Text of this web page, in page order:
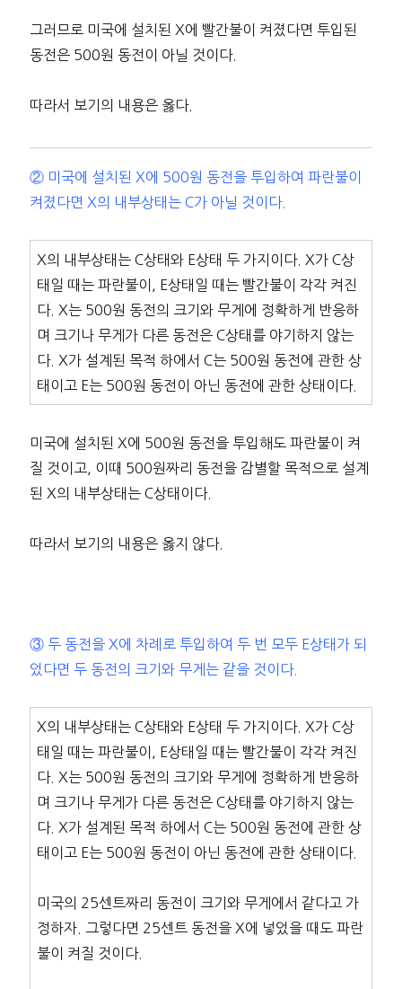
그러므로 미국에 설치된 X에 빨간불이 켜졌다면 투입된
동전은 500원 동전이 아닐 것이다.
따라서 보기의 내용은 옳다.
② 미국에 설치된 X에 500원 동전을 투입하여 파란불이
켜졌다면 X의 내부상태는 C가 아닐 것이다.
X의 내부상태는 C상태와 E상태 두 가지이다. X가 C상
태일 때는 파란불이, E상태일 때는 빨간불이 각각 켜진
다. X는 500원 동전의 크기와 무게에 정확하게 반응하
며 크기나 무게가 다른 동전은 C상태를 야기하지 않는
다. X가 설계된 목적 하에서 C는 500원 동전에 관한 상
태이고 E는 500원 동전이 아닌 동전에 관한 상태이다.
미국에 설치된 X에 500원 동전을 투입해도 파란불이 켜
질 것이고, 이때 500원짜리 동전을 감별할 목적으로 설계
된 X의 내부상태는 C상태이다.
따라서 보기의 내용은 옳지 않다.
③ 두 동전을 X에 차례로 투입하여 두 번 모두 E상태가 되
었다면 두 동전의 크기와 무게는 같을 것이다.
X의 내부상태는 C상태와 E상태 두 가지이다. X가 C상
태일 때는 파란불이, E상태일 때는 빨간불이 각각 켜진
다. X는 500원 동전의 크기와 무게에 정확하게 반응하
며 크기나 무게가 다른 동전은 C상태를 야기하지 않는
다. X가 설계된 목적 하에서 C는 500원 동전에 관한 상
태이고 E는 500원 동전이 아닌 동전에 관한 상태이다.
미국의 25센트짜리 동전이 크기와 무게에서 같다고 가
정하자. 그렇다면 25센트 동전을 X에 넣었을 때도 파란
불이 켜질 것이다.